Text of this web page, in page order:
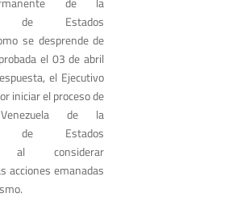
de Estados
se desprende de
el 03 de abril
el Ejecutivo
iniciar el proceso de
de la
de Estados
al considerar
acciones emanadas